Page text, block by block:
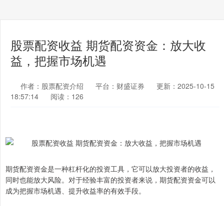
股票配资收益 期货配资资金：放大收
益，把握市场机遇
作者：股票配资介绍 平台：财盛证券
更新：2025-10-15
18:57:14
阅读：126
期货配资资金是一种杠杆化的投资工具，它可以放大投资者的收益，
同时也能放大风险。对于经验丰富的投资者来说，期货配资资金可以
成为把握市场机遇、提升收益率的有效手段。